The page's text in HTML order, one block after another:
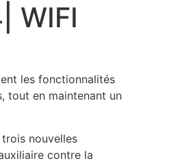
WIFI
les fonctionnalités
tout en maintenant un
trois nouvelles
contre la